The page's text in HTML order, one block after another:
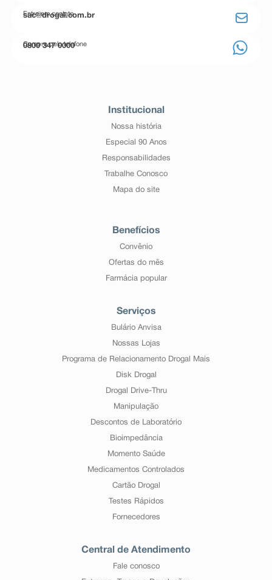
Entre em contato
sac@drogal.com.br
Compre pelo telefone
0800 347 0000
Institucional
Nossa história
Especial 90 Anos
Responsabilidades
Trabalhe Conosco
Mapa do site
Benefícios
Convênio
Ofertas do mês
Farmácia popular
Serviços
Bulário Anvisa
Nossas Lojas
Programa de Relacionamento Drogal Mais
Disk Drogal
Drogal Drive-Thru
Manipulação
Descontos de Laboratório
Bioimpedância
Momento Saúde
Medicamentos Controlados
Cartão Drogal
Testes Rápidos
Fornecedores
Central de Atendimento
Fale conosco